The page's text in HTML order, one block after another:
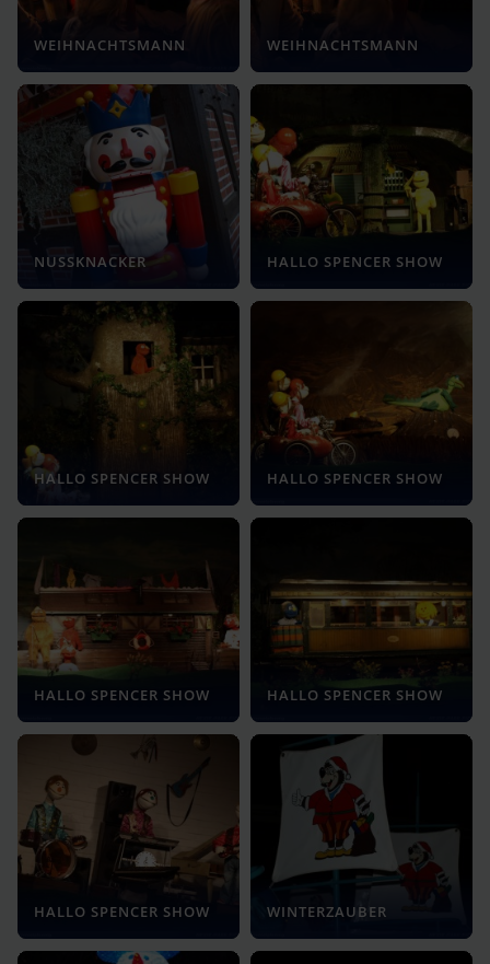
WEIHNACHTSMANN WEIHNACHTSMANN
NUSSKNACKER HALLO SPENCER SHOW
HALLO SPENCER SHOW HALLO SPENCER SHOW
HALLO SPENCER SHOW HALLO SPENCER SHOW
HALLO SPENCER SHOW WINTERZAUBER